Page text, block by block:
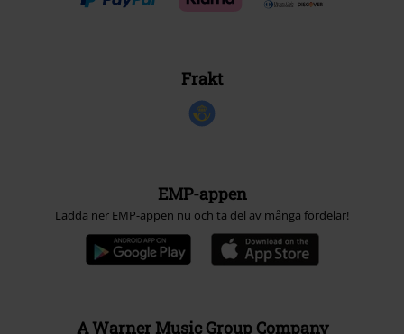
Frakt
EMP-appen
Ladda ner EMP-appen nu och ta del av många fördelar!
A Warner Music Group Company